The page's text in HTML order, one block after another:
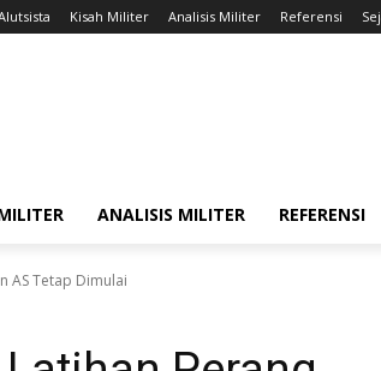
Kisah Militer Analisis Militer Referensi
ANALISIS MILITER REFERENSI
AS Tetap Dimulai